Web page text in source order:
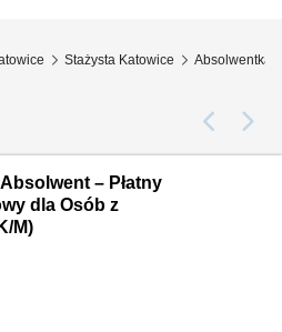
Stażysta Katowice Absolwentka /
– Płatny
dla Osób z
M)